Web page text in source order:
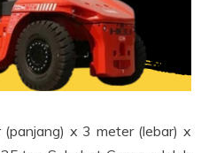
x 3 meter (lebar) x